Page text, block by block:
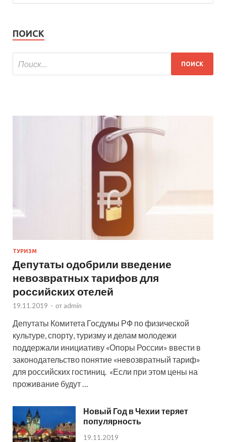
ПОИСК
ТУРИЗМ
Депутаты одобрили введение
невозвратных тарифов для
российских отелей
19.11.2019 - от admin
Депутаты Комитета Госдумы РФ по физической
культуре, спорту, туризму и делам молодежи
поддержали инициативу «Опоры России» ввести в
законодательство понятие «невозвратный тариф»
для российских гостиниц. «Если при этом цены на
проживание будут …
Новый Год в Чехии теряет
популярность
19.11.2019